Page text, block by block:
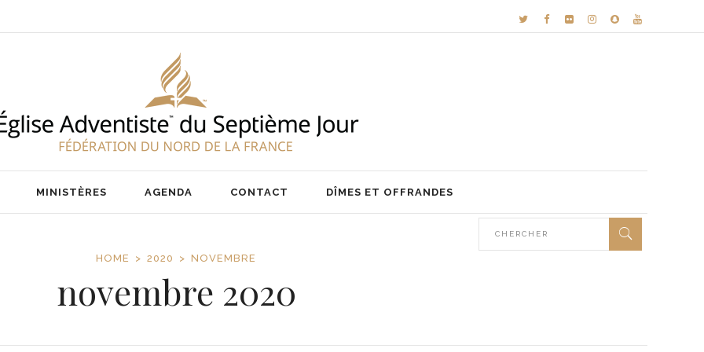
NOTRE ÉQUIPE
MINISTÈRES AGENDA CONTACT DÎMES ET OFFRANDES
NOTRE ÉQUIPE
HOME 2020 NOVEMBRE
novembre 2020